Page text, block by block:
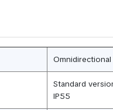
Standard
IP55